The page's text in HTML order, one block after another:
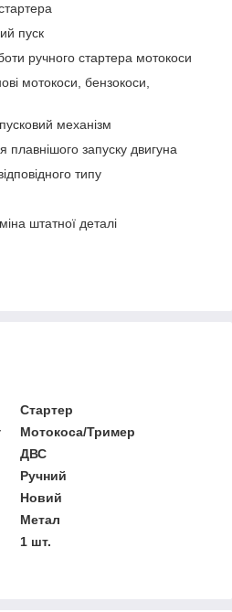
пуск
ручного стартера мотокоси
мотокоси, бензокоси,
механізм
плавнішого запуску двигуна
типу
штатної деталі
Стартер
Мотокоса/Тример
ДВС
Ручний
Новий
Метал
1 шт.